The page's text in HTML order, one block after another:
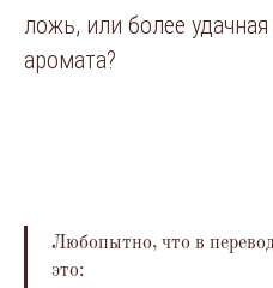
ложь, или более
аромата?
Любопытно, что в
это: